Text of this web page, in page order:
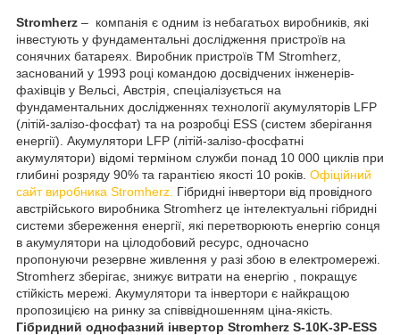
Stromherz – компанія є одним із небагатьох виробників, які
інвестують у фундаментальні дослідження пристроїв на
сонячних батареях. Виробник пристроїв TM Stromherz,
заснований у 1993 році командою досвідчених інженерів-
фахівців у Вельсі, Австрія, спеціалізується на
фундаментальних дослідженнях технології акумуляторів LFP
(літій-залізо-фосфат) та на розробці ESS (систем зберігання
енергії). Акумулятори LFP (літій-залізо-фосфатні
акумулятори) відомі терміном служби понад 10 000 циклів при
глибині розряду 90% та гарантією якості 10 років. Офіційний
сайт виробника Stromherz. Гібридні інвертори від провідного
австрійського виробника Stromherz це інтелектуальні гібридні
системи збереження енергії, які перетворюють енергію сонця
в акумулятори на цілодобовий ресурс, одночасно
пропонуючи резервне живлення у разі збою в електромережі.
Stromherz зберігає, знижує витрати на енергію , покращує
стійкість мережі. Акумулятори та інвертори є найкращою
пропозицією на ринку за співвідношенням ціна-якість.
Гібридний однофазний інвертор Stromherz S-10K-3Р-ESS